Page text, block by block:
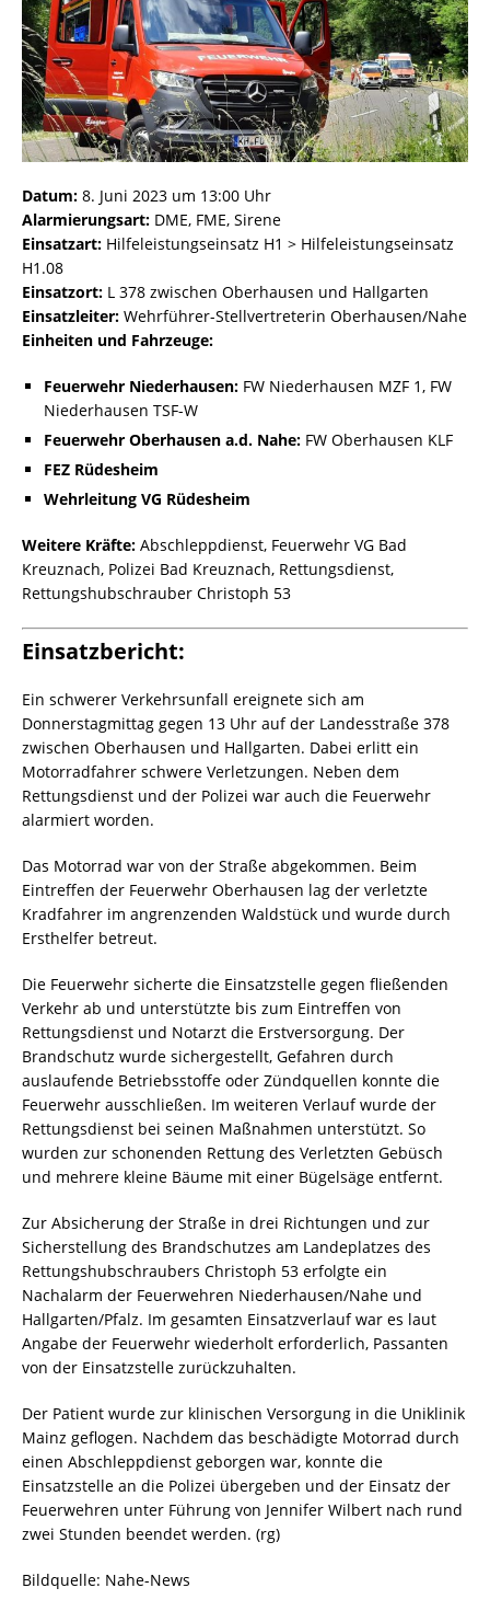
Datum: 8. Juni 2023 um 13:00 Uhr
Alarmierungsart: DME, FME, Sirene
Einsatzart: Hilfeleistungseinsatz H1 > Hilfeleistungseinsatz
H1.08
Einsatzort: L 378 zwischen Oberhausen und Hallgarten
Einsatzleiter: Wehrführer-Stellvertreterin Oberhausen/Nahe
Einheiten und Fahrzeuge:
Feuerwehr Niederhausen: FW Niederhausen MZF 1, FW
Niederhausen TSF-W
Feuerwehr Oberhausen a.d. Nahe: FW Oberhausen KLF
FEZ Rüdesheim
Wehrleitung VG Rüdesheim
Weitere Kräfte: Abschleppdienst, Feuerwehr VG Bad
Kreuznach, Polizei Bad Kreuznach, Rettungsdienst,
Rettungshubschrauber Christoph 53
Einsatzbericht:
Ein schwerer Verkehrsunfall ereignete sich am
Donnerstagmittag gegen 13 Uhr auf der Landesstraße 378
zwischen Oberhausen und Hallgarten. Dabei erlitt ein
Motorradfahrer schwere Verletzungen. Neben dem
Rettungsdienst und der Polizei war auch die Feuerwehr
alarmiert worden.
Das Motorrad war von der Straße abgekommen. Beim
Eintreffen der Feuerwehr Oberhausen lag der verletzte
Kradfahrer im angrenzenden Waldstück und wurde durch
Ersthelfer betreut.
Die Feuerwehr sicherte die Einsatzstelle gegen fließenden
Verkehr ab und unterstützte bis zum Eintreffen von
Rettungsdienst und Notarzt die Erstversorgung. Der
Brandschutz wurde sichergestellt, Gefahren durch
auslaufende Betriebsstoffe oder Zündquellen konnte die
Feuerwehr ausschließen. Im weiteren Verlauf wurde der
Rettungsdienst bei seinen Maßnahmen unterstützt. So
wurden zur schonenden Rettung des Verletzten Gebüsch
und mehrere kleine Bäume mit einer Bügelsäge entfernt.
Zur Absicherung der Straße in drei Richtungen und zur
Sicherstellung des Brandschutzes am Landeplatzes des
Rettungshubschraubers Christoph 53 erfolgte ein
Nachalarm der Feuerwehren Niederhausen/Nahe und
Hallgarten/Pfalz. Im gesamten Einsatzverlauf war es laut
Angabe der Feuerwehr wiederholt erforderlich, Passanten
von der Einsatzstelle zurückzuhalten.
Der Patient wurde zur klinischen Versorgung in die Uniklinik
Mainz geflogen. Nachdem das beschädigte Motorrad durch
einen Abschleppdienst geborgen war, konnte die
Einsatzstelle an die Polizei übergeben und der Einsatz der
Feuerwehren unter Führung von Jennifer Wilbert nach rund
zwei Stunden beendet werden. (rg)
Bildquelle: Nahe-News